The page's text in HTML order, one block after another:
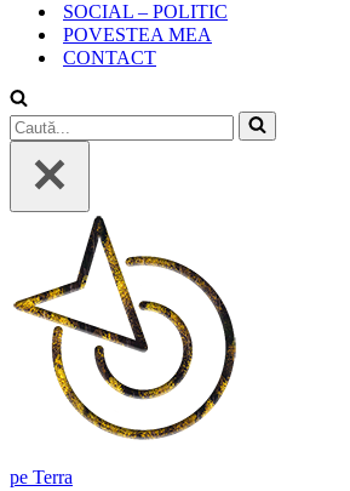
SOCIAL – POLITIC
POVESTEA MEA
CONTACT
Caută...
pe Terra